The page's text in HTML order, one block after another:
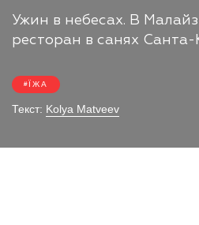
Ужин в небесах. В
ресторан в санях Санта-
ЇЖА
Текст: Kolya Matveev